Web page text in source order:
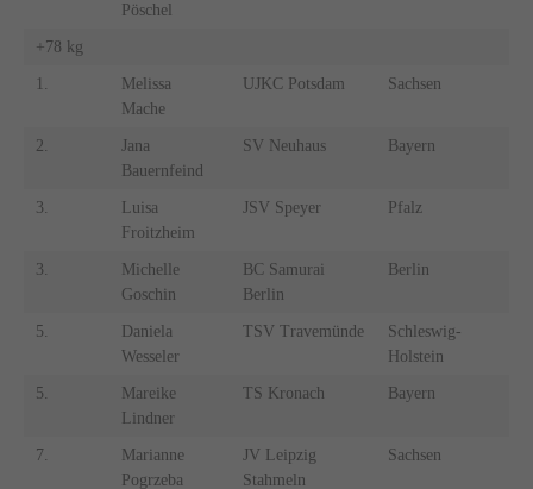
Pöschel
+78 kg
1.
Melissa
Mache
UJKC Potsdam Sachsen
2.
Jana
Bauernfeind
SV Neuhaus Bayern
3.
Luisa
Froitzheim
JSV Speyer Pfalz
3.
Michelle
Goschin
BC Samurai
Berlin
Berlin
5.
Daniela
Wesseler
TSV Travemünde
Schleswig-
Holstein
5.
Mareike
Lindner
TS Kronach Bayern
7.
Marianne
Pogrzeba
JV Leipzig
Stahmeln
Sachsen